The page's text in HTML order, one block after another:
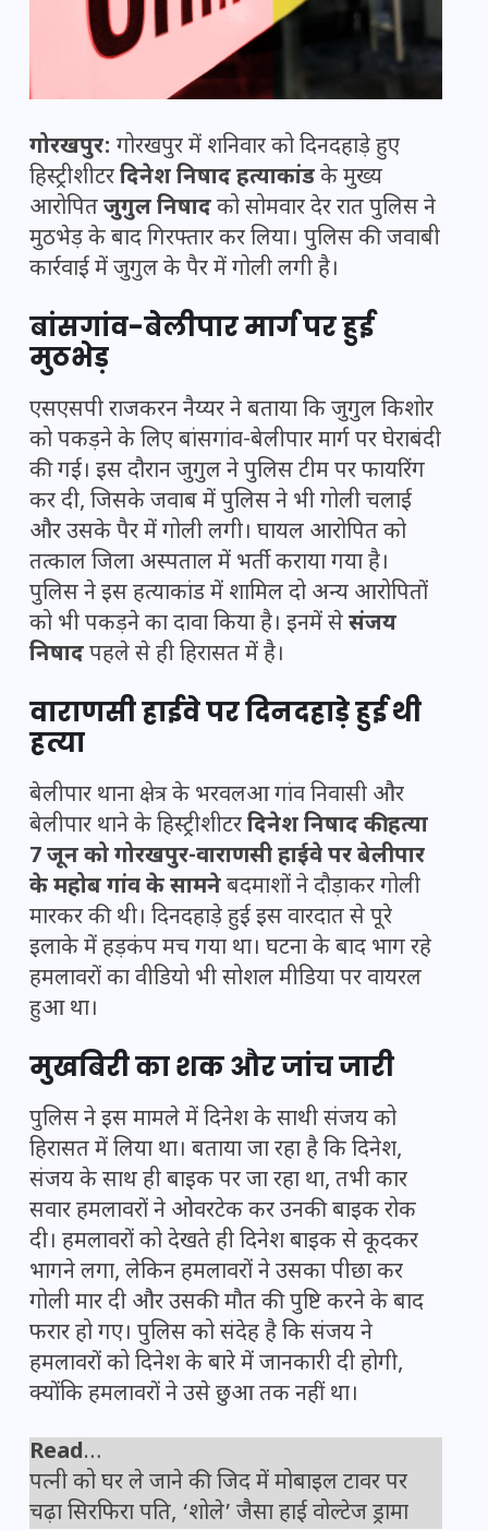
गोरखपुर: गोरखपुर में शनिवार को दिनदहाड़े हुए
हिस्ट्रीशीटरदिनेश निषाद हत्याकांडके मुख्य
आरोपितजुगुल निषादको सोमवार देर रात पुलिस ने
मुठभेड़ के बाद गिरफ्तार कर लिया। पुलिस की जवाबी
कार्रवाई में जुगुल के पैर में गोली लगी है।
बांसगांव-बेलीपार मार्ग पर हुई
मुठभेड़
एसएसपी राजकरन नैय्यर ने बताया कि जुगुल किशोर
को पकड़ने के लिए बांसगांव-बेलीपार मार्ग पर घेराबंदी
की गई। इस दौरान जुगुल ने पुलिस टीम पर फायरिंग
कर दी, जिसके जवाब में पुलिस ने भी गोली चलाई
और उसके पैर में गोली लगी। घायल आरोपित को
तत्काल जिला अस्पताल में भर्ती कराया गया है।
पुलिस ने इस हत्याकांड में शामिल दो अन्य आरोपितों
को भी पकड़ने का दावा किया है। इनमें सेसंजय
निषादपहले से ही हिरासत में है।
वाराणसी हाईवे पर दिनदहाड़े हुई थी
हत्या
बेलीपार थाना क्षेत्र के भरवलआ गांव निवासी और
बेलीपार थाने के हिस्ट्रीशीटरदिनेश निषाद की हत्या
7 जून को गोरखपुर-वाराणसी हाईवे पर बेलीपार
के महोब गांव के सामनेबदमाशों ने दौड़ाकर गोली
मारकर की थी। दिनदहाड़े हुई इस वारदात से पूरे
इलाके में हड़कंप मच गया था। घटना के बाद भाग रहे
हमलावरों का वीडियो भी सोशल मीडिया पर वायरल
हुआ था।
मुखबिरी का शक और जांच जारी
पुलिस ने इस मामले में दिनेश के साथी संजय को
हिरासत में लिया था। बताया जा रहा है कि दिनेश,
संजय के साथ ही बाइक पर जा रहा था, तभी कार
सवार हमलावरों ने ओवरटेक कर उनकी बाइक रोक
दी। हमलावरों को देखते ही दिनेश बाइक से कूदकर
भागने लगा, लेकिन हमलावरों ने उसका पीछा कर
गोली मार दी और उसकी मौत की पुष्टि करने के बाद
फरार हो गए। पुलिस को संदेह है कि संजय ने
हमलावरों को दिनेश के बारे में जानकारी दी होगी,
क्योंकि हमलावरों ने उसे छुआ तक नहीं था।
Read…
पत्नी को घर ले जाने की जिद में मोबाइल टावर पर
चढ़ा सिरफिरा पति, ‘शोले’ जैसा हाई वोल्टेज ड्रामा